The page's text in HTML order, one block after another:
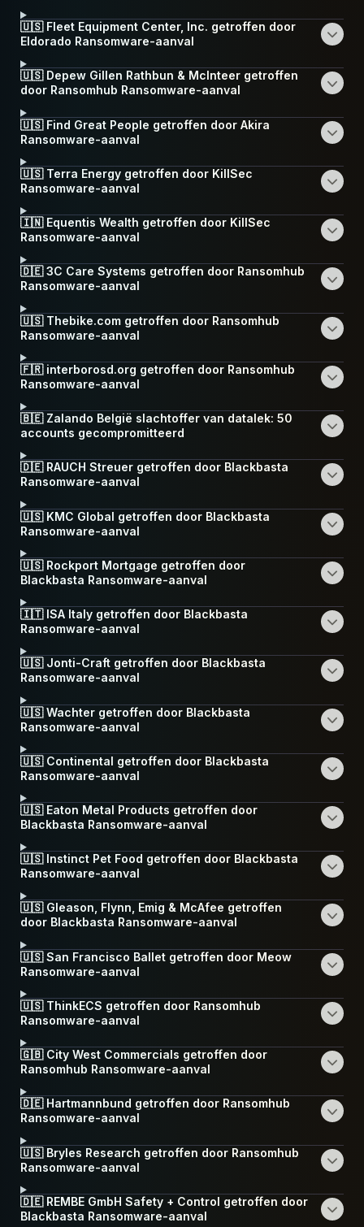
🇺🇸 Fleet Equipment Center, Inc. getroffen door
Eldorado Ransomware-aanval
🇺🇸 Depew Gillen Rathbun & McInteer getroffen
door Ransomhub Ransomware-aanval
🇺🇸 Find Great People getroffen door Akira
Ransomware-aanval
🇺🇸 Terra Energy getroffen door KillSec
Ransomware-aanval
🇮🇳 Equentis Wealth getroffen door KillSec
Ransomware-aanval
🇩🇪 3C Care Systems getroffen door Ransomhub
Ransomware-aanval
🇺🇸 Thebike.com getroffen door Ransomhub
Ransomware-aanval
🇫🇷 interborosd.org getroffen door Ransomhub
Ransomware-aanval
🇧🇪 Zalando België slachtoffer van datalek: 50
accounts gecompromitteerd
🇩🇪 RAUCH Streuer getroffen door Blackbasta
Ransomware-aanval
🇺🇸 KMC Global getroffen door Blackbasta
Ransomware-aanval
🇺🇸 Rockport Mortgage getroffen door
Blackbasta Ransomware-aanval
🇮🇹 ISA Italy getroffen door Blackbasta
Ransomware-aanval
🇺🇸 Jonti-Craft getroffen door Blackbasta
Ransomware-aanval
🇺🇸 Wachter getroffen door Blackbasta
Ransomware-aanval
🇺🇸 Continental getroffen door Blackbasta
Ransomware-aanval
🇺🇸 Eaton Metal Products getroffen door
Blackbasta Ransomware-aanval
🇺🇸 Instinct Pet Food getroffen door Blackbasta
Ransomware-aanval
🇺🇸 Gleason, Flynn, Emig & McAfee getroffen
door Blackbasta Ransomware-aanval
🇺🇸 San Francisco Ballet getroffen door Meow
Ransomware-aanval
🇺🇸 ThinkECS getroffen door Ransomhub
Ransomware-aanval
🇬🇧 City West Commercials getroffen door
Ransomhub Ransomware-aanval
🇩🇪 Hartmannbund getroffen door Ransomhub
Ransomware-aanval
🇺🇸 Bryles Research getroffen door Ransomhub
Ransomware-aanval
🇩🇪 REMBE GmbH Safety + Control getroffen door
Blackbasta Ransomware-aanval